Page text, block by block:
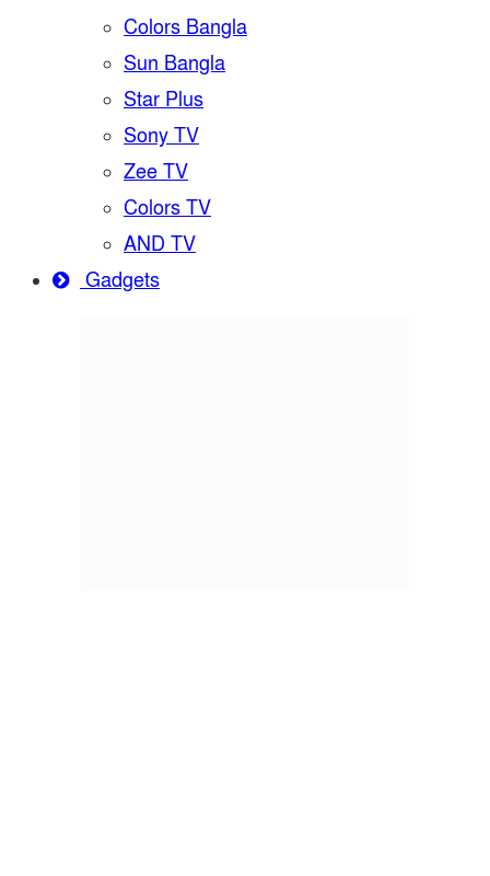
Colors Bangla
Sun Bangla
Star Plus
Sony TV
Zee TV
Colors TV
AND TV
Gadgets